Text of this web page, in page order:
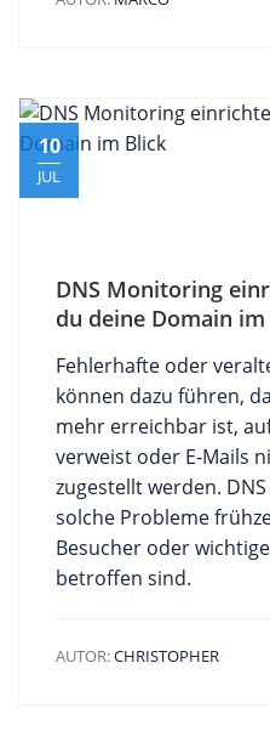
10
JUL
DNS Monitoring
du deine Domain
Fehlerhafte oder
können dazu führen,
mehr erreichbar ist,
verweist oder E-Mails
zugestellt werden.
solche Probleme
Besucher oder
betroffen sind.
AUTOR:CHRISTOPHER